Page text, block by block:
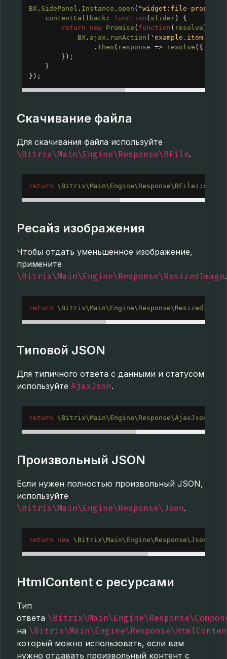
BX . SidePanel . Instance . open ( "widget:file-props"
contentCallback : function ( slider ) {
return
new Promise ( function ( resolve ) {
BX . ajax . runAction ( 'example.item.view'
                .
then ( response => resolve ({
        });
    }
});
Скачивание файла
Для скачивания файла используйте
\Bitrix\Main\Engine\Response\BFile.
return \Bitrix\Main\Engine\Response\BFile ::
Ресайз изображения
Чтобы отдать уменьшенное изображение,
примените
\Bitrix\Main\Engine\Response\ResizedImage.
return \Bitrix\Main\Engine\Response\ResizedImage
Типовой JSON
Для типичного ответа с данными и статусом
используйте AjaxJson.
return \Bitrix\Main\Engine\Response\AjaxJson
Произвольный JSON
Если нужен полностью произвольный JSON,
используйте
\Bitrix\Main\Engine\Response\Json.
return new \Bitrix\Main\Engine\Response\Json
HtmlContent с ресурсами
Тип
ответа
на
который можно использовать, если вам
нужно отдавать произвольный контент с